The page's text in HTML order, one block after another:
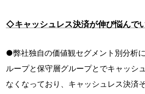
◇キャッシュレス決済が伸び悩んで
●弊社独自の価値観セグメント別分析
ループと保守層グループとでキャッシ
なくなっており、キャッシュレス決済